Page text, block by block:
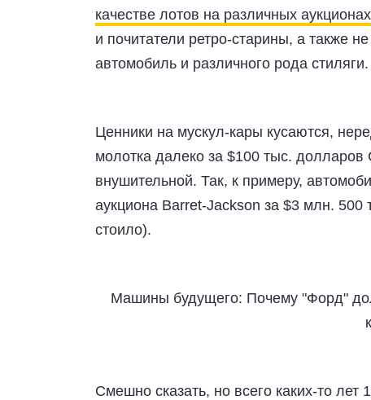
качестве лотов на различных аукционах
и почитатели ретро-старины, а также
автомобиль и различного рода стиляги.
Ценники на мускул-кары кусаются,
молотка далеко за $100 тыс.
внушительной. Так, к примеру,
аукциона Barret-Jackson за $3 млн.
стоило).
Машины будущего: Почему "Форд"
Смешно сказать, но всего каких-то